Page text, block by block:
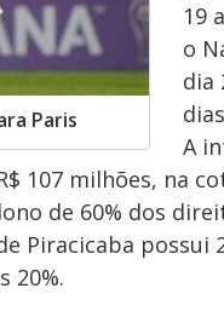
Paris
19
o
dia
A
107 milhões, na
de 60% dos
Piracicaba possui
20%.